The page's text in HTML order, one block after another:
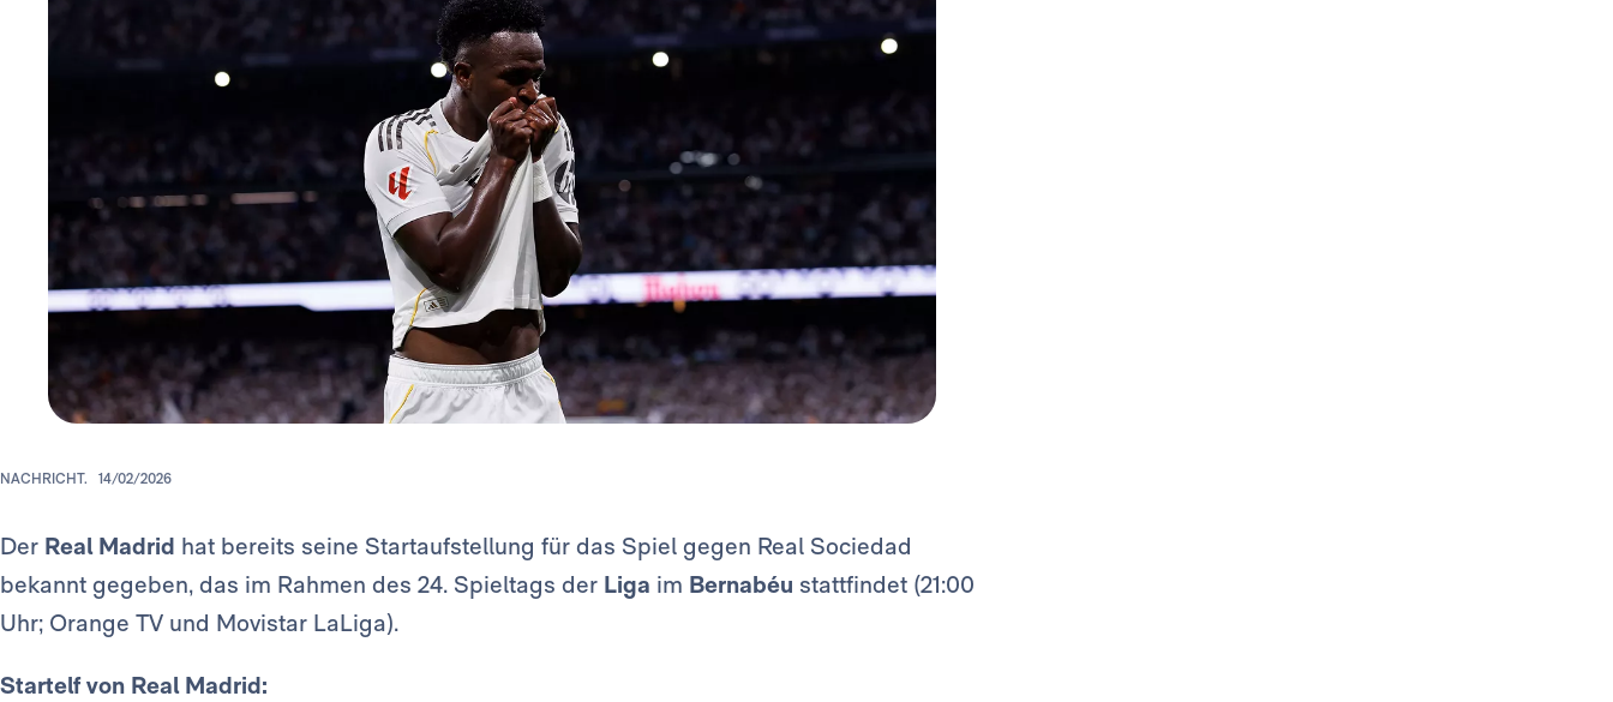
NACHRICHT. 14/02/2026
Der Real Madrid hat bereits seine Startaufstellung für das Spiel gegen Real Sociedad
bekannt gegeben, das im Rahmen des 24. Spieltags der Liga im Bernabéu stattfindet (21:00
Uhr; Orange TV und Movistar LaLiga).
Startelf von Real Madrid: